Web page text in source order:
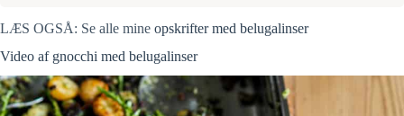
LÆS OGSÅ: Se alle mine opskrifter med belugalinser
Video af gnocchi med belugalinser